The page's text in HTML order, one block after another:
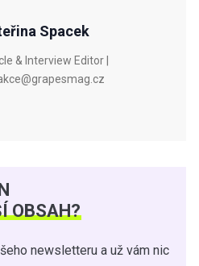
Spacek
& Interview Editor |
OBSAH?
newsletteru a už vám nic